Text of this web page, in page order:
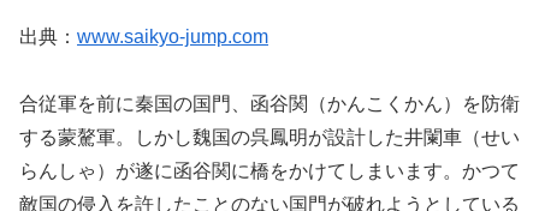
出典： www.saikyo-jump.com
合従軍を前に秦国の国門、函谷関（かんこくかん）を防衛
する蒙驁軍。しかし魏国の呉鳳明が設計した井闌車（せい
らんしゃ）が遂に函谷関に橋をかけてしまいます。かつて
敵国の侵入を許したことのない国門が破れようとしている